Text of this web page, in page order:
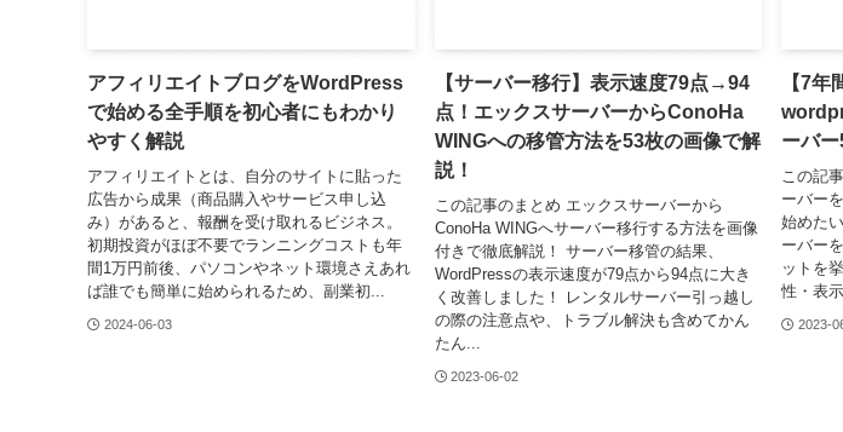
アフィリエイトブログをWordPress
で始める全手順を初心者にもわかり
やすく解説
アフィリエイトとは、自分のサイトに貼った
広告から成果（商品購入やサービス申し込
み）があると、報酬を受け取れるビジネス。
初期投資がほぼ不要でランニングコストも年
間1万円前後、パソコンやネット環境さえあれ
ば誰でも簡単に始められるため、副業初...
2024-06-03
【サーバー移行】表示速度79点→94
点！エックスサーバーからConoHa
WINGへの移管方法を53枚の画像で解
説！
この記事のまとめ エックスサーバーから
ConoHa WINGへサーバー移行する方法を画像
付きで徹底解説！ サーバー移管の結果、
WordPressの表示速度が79点から94点に大き
く改善しました！ レンタルサーバー引っ越し
の際の注意点や、トラブル解決も含めてかん
たん...
2023-06-02
【7年
ーバー
この記
ーバー
始めた
ーバー
ットを
性・表
2023-